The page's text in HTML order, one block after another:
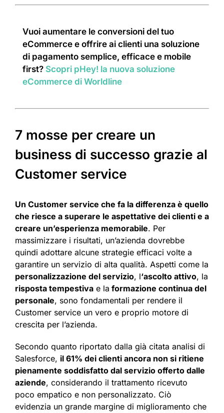
Vuoi aumentare le conversioni del tuo
eCommerce e offrire ai clienti una soluzione
di pagamento semplice, efficace e mobile
first? Scopri pHey! la nuova soluzione
eCommerce di Worldline
7 mosse per creare un
business di successo grazie al
Customer service
Un Customer service che fa la differenza è quello
che riesce a superare le aspettative dei clienti e a
creare un’esperienza memorabile. Per
massimizzare i risultati, un’azienda dovrebbe
quindi adottare alcune strategie efficaci volte a
garantire un servizio di alta qualità. Aspetti come la
personalizzazione del servizio, l‘ascolto attivo, la
risposta tempestiva e la formazione continua del
personale, sono fondamentali per rendere il
Customer service un vero e proprio motore di
crescita per l’azienda.
Secondo quanto riportato dalla già citata analisi di
Salesforce, il 61% dei clienti ancora non si ritiene
pienamente soddisfatto dal servizio offerto dalle
aziende, considerando il trattamento ricevuto
poco empatico e non personalizzato. Ciò
evidenzia un grande margine di miglioramento che